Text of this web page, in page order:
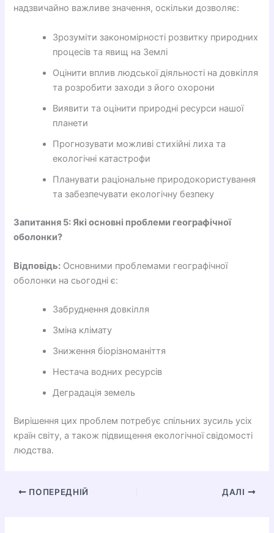
надзвичайно важливе значення, оскільки дозволяє:
Зрозуміти закономірності розвитку природних
процесів та явищ на Землі
Оцінити вплив людської діяльності на довкілля
та розробити заходи з його охорони
Виявити та оцінити природні ресурси нашої
планети
Прогнозувати можливі стихійні лиха та
екологічні катастрофи
Планувати раціональне природокористування
та забезпечувати екологічну безпеку
Запитання 5: Які основні проблеми географічної
оболонки?
Відповідь: Основними проблемами географічної
оболонки на сьогодні є:
Забруднення довкілля
Зміна клімату
Зниження біорізноманіття
Нестача водних ресурсів
Деградація земель
Вирішення цих проблем потребує спільних зусиль усіх
країн світу, а також підвищення екологічної свідомості
людства.
ПОПЕРЕДНІЙ ДАЛІ